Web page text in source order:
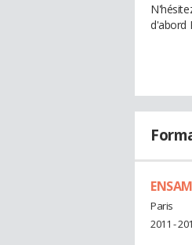
d'abord
Paris
2011 -